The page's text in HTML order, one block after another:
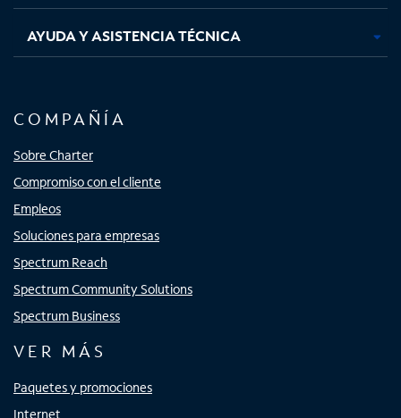
AYUDA Y ASISTENCIA TÉCNICA
COMPAÑÍA
Sobre Charter
Compromiso con el cliente
Empleos
Soluciones para empresas
Spectrum Reach
Spectrum Community Solutions
Spectrum Business
VER MÁS
Paquetes y promociones
Internet